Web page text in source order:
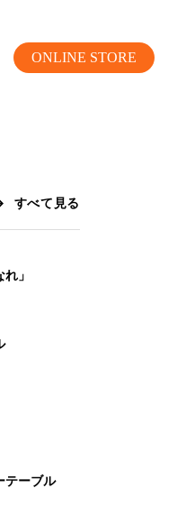
ONLINE STORE
問
会社様向けお問い合わせ
に関して
すべて見る
」
テーブル